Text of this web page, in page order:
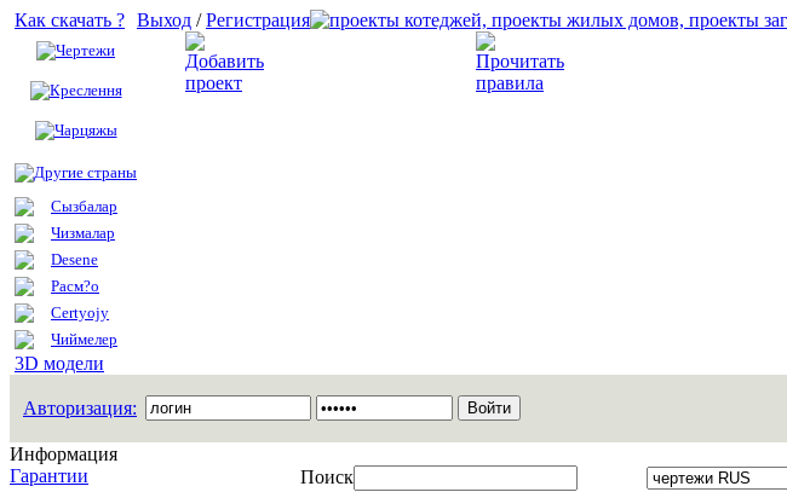
Как скачать ?
Чертежи
Креслення
Чарцяжы
Другие страны
Сызбалар
Чизмалар
Desene
Расм?о
Certyojy
Чиймелер
3D модели
Выход /Регистрация
Авторизация:
Информация
Гарантии
Поиск